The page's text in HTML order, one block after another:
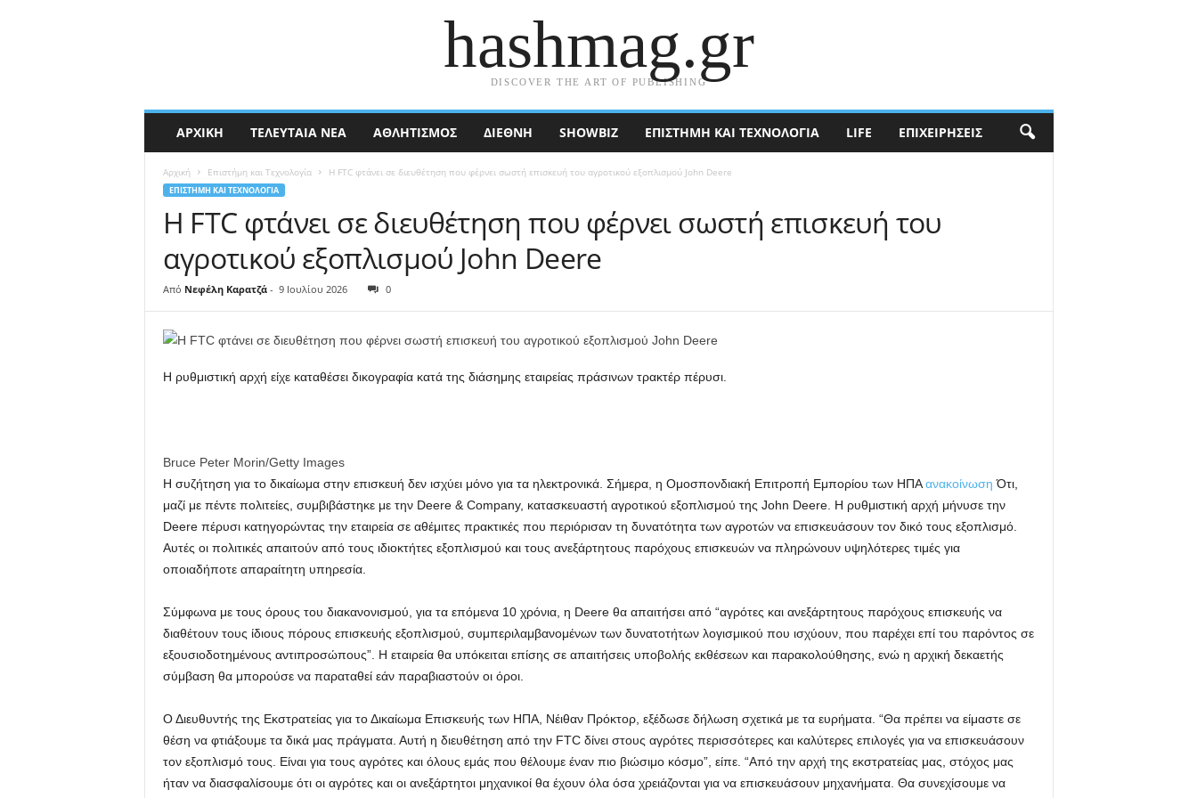
hashmag.gr
DISCOVER THE ART OF PUBLISHING
ΑΡΧΙΚΉ ΤΕΛΕΥΤΑΊΑ ΝΈΑ ΑΘΛΗΤΙΣΜΟΣ ΔΙΕΘΝΉ SHOWBIZ ΕΠΙΣΤΉΜΗ ΚΑΙ ΤΕΧΝΟΛΟΓΊΑ LIFE ΕΠΙΧΕΙΡΉΣΕΙΣ
Αρχική Επιστήμη και Τεχνολογία Η FTC φτάνει σε διευθέτηση που φέρνει σωστή επισκευή του αγροτικού εξοπλισμού John Deere
ΕΠΙΣΤΉΜΗ ΚΑΙ ΤΕΧΝΟΛΟΓΊΑ
Η FTC φτάνει σε διευθέτηση που φέρνει σωστή επισκευή του
αγροτικού εξοπλισμού John Deere
Από Νεφέλη Καρατζά - 9 Ιουλίου 2026 0
Η ρυθμιστική αρχή είχε καταθέσει δικογραφία κατά της διάσημης εταιρείας πράσινων τρακτέρ πέρυσι.
Bruce Peter Morin/Getty Images
Η συζήτηση για το δικαίωμα στην επισκευή δεν ισχύει μόνο για τα ηλεκτρονικά. Σήμερα, η Ομοσπονδιακή Επιτροπή Εμπορίου των ΗΠΑανακοίνωση Ότι,
μαζί με πέντε πολιτείες, συμβιβάστηκε με την Deere & Company, κατασκευαστή αγροτικού εξοπλισμού της John Deere. Η ρυθμιστική αρχή μήνυσε την
Deere πέρυσι κατηγορώντας την εταιρεία σε αθέμιτες πρακτικές που περιόρισαν τη δυνατότητα των αγροτών να επισκευάσουν τον δικό τους εξοπλισμό.
Αυτές οι πολιτικές απαιτούν από τους ιδιοκτήτες εξοπλισμού και τους ανεξάρτητους παρόχους επισκευών να πληρώνουν υψηλότερες τιμές για
οποιαδήποτε απαραίτητη υπηρεσία.
Σύμφωνα με τους όρους του διακανονισμού, για τα επόμενα 10 χρόνια, η Deere θα απαιτήσει από “αγρότες και ανεξάρτητους παρόχους επισκευής να
διαθέτουν τους ίδιους πόρους επισκευής εξοπλισμού, συμπεριλαμβανομένων των δυνατοτήτων λογισμικού που ισχύουν, που παρέχει επί του παρόντος σε
εξουσιοδοτημένους αντιπροσώπους”. Η εταιρεία θα υπόκειται επίσης σε απαιτήσεις υποβολής εκθέσεων και παρακολούθησης, ενώ η αρχική δεκαετής
σύμβαση θα μπορούσε να παραταθεί εάν παραβιαστούν οι όροι.
Ο Διευθυντής της Εκστρατείας για το Δικαίωμα Επισκευής των ΗΠΑ, Νέιθαν Πρόκτορ, εξέδωσε δήλωση σχετικά με τα ευρήματα. “Θα πρέπει να είμαστε σε
θέση να φτιάξουμε τα δικά μας πράγματα. Αυτή η διευθέτηση από την FTC δίνει στους αγρότες περισσότερες και καλύτερες επιλογές για να επισκευάσουν
τον εξοπλισμό τους. Είναι για τους αγρότες και όλους εμάς που θέλουμε έναν πιο βιώσιμο κόσμο”, είπε. “Από την αρχή της εκστρατείας μας, στόχος μας
ήταν να διασφαλίσουμε ότι οι αγρότες και οι ανεξάρτητοι μηχανικοί θα έχουν όλα όσα χρειάζονται για να επισκευάσουν μηχανήματα. Θα συνεχίσουμε να